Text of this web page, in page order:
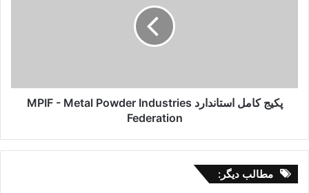
Federation
پکیج کامل استاندارد MPIF - Metal Powder Industries
Federation
مطالب دیگر: